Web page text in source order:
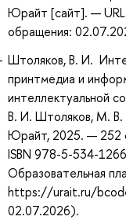
Юрайт [сайт]. —
обращения:
Штоляков, В. И.
принтмедиа и
интеллектуальной
В. И. Штоляков, М. В.
Юрайт, 2025. — 252
ISBN 978-5-534-
Образовательная
https://urait.ru/
02.07.2026).